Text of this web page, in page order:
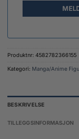
Produktnr: 4582782366155
Kategori: Manga/Anime
BESKRIVELSE
TILLEGGSINFORMASJON